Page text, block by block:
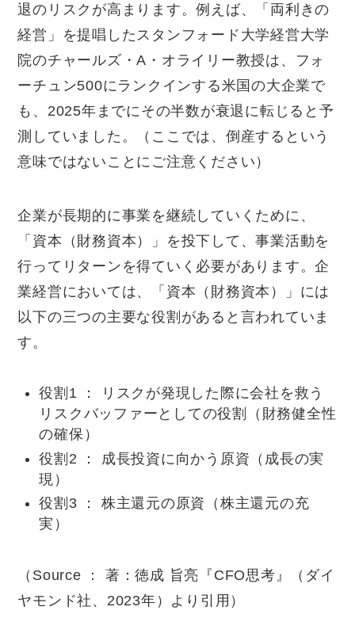
退のリスクが高まります。例えば、「両利きの
経営」を提唱したスタンフォード大学経営大学
院のチャールズ・A・オライリー教授は、フォ
ーチュン500にランクインする米国の大企業で
も、2025年までにその半数が衰退に転じると予
測していました。（ここでは、倒産するという
意味ではないことにご注意ください）
企業が長期的に事業を継続していくために、
「資本（財務資本）」を投下して、事業活動を
行ってリターンを得ていく必要があります。企
業経営においては、「資本（財務資本）」には
以下の三つの主要な役割があると言われていま
す。
役割1 ： リスクが発現した際に会社を救う
リスクバッファーとしての役割（財務健全性
の確保）
役割2 ： 成長投資に向かう原資（成長の実
現）
役割3 ： 株主還元の原資（株主還元の充
実）
（Source ： 著：徳成 旨亮『CFO思考』（ダイ
ヤモンド社、2023年）より引用）